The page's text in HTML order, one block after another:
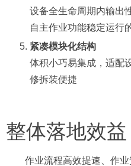
设备全生命周期内输出
自主作业功能稳定运行
紧凑模块化结构
体积小巧易集成，适配
修拆装便捷
整体落地效益
作业流程高效提速、作